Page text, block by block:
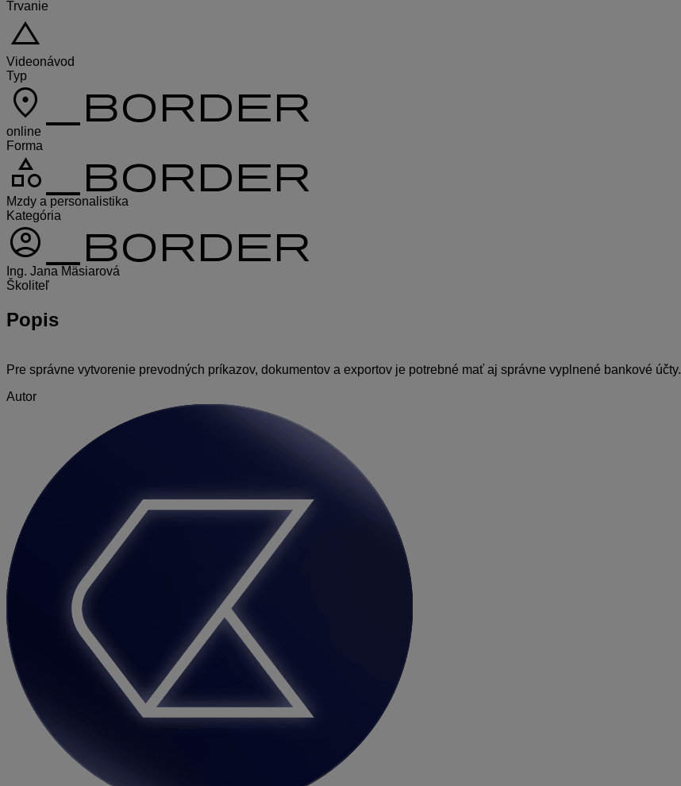
Trvanie
change_history
Videonávod
Typ
location_on_border
online
Forma
category_border
Mzdy a personalistika
Kategória
account_circle_border
Ing. Jana Mäsiarová
Školiteľ
Popis
Pre správne vytvorenie prevodných príkazov, dokumentov a exportov je potrebné mať aj správne vyplnené bankové účty.
Autor